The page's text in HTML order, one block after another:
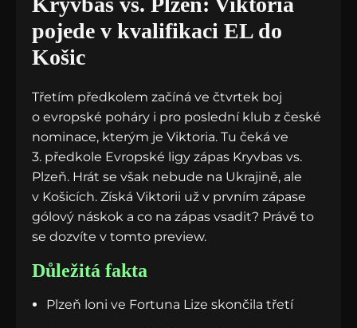
pojede v kvalifikaci EL do
Košic
Třetím předkolem začíná ve čtvrtek boj
o evropské poháry i pro poslední klub z české
nominace, kterým je Viktoria. Tu čeká ve
3. předkole Evropské ligy zápas Kryvbas vs.
Plzeň. Hrát se však nebude na Ukrajině, ale
v Košicích. Získá Viktorii už v prvním zápase
gólový náskok a co na zápas vsadit? Právě to
se dozvíte v tomto preview.
Důležitá fakta
Plzeň loni ve Fortuna Lize skončila třetí